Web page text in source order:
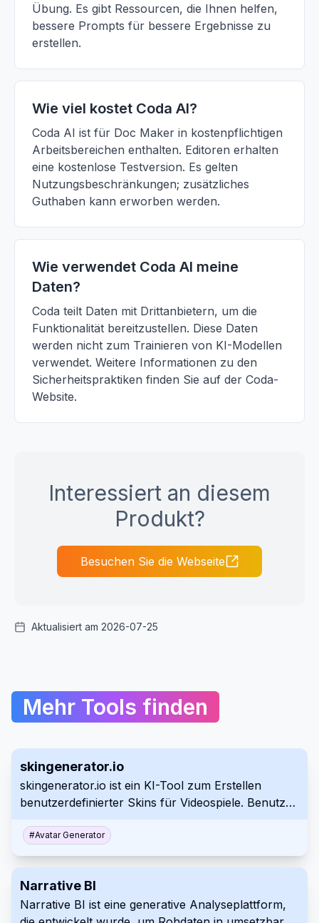
Übung. Es gibt Ressourcen, die Ihnen helfen,
bessere Prompts für bessere Ergebnisse zu
erstellen.
Wie viel kostet Coda AI?
Coda AI ist für Doc Maker in kostenpflichtigen
Arbeitsbereichen enthalten. Editoren erhalten
eine kostenlose Testversion. Es gelten
Nutzungsbeschränkungen; zusätzliches
Guthaben kann erworben werden.
Wie verwendet Coda AI meine
Daten?
Coda teilt Daten mit Drittanbietern, um die
Funktionalität bereitzustellen. Diese Daten
werden nicht zum Trainieren von KI-Modellen
verwendet. Weitere Informationen zu den
Sicherheitspraktiken finden Sie auf der Coda-
Website.
Interessiert an diesem
Produkt?
Besuchen Sie die Webseite
Aktualisiert am 2026-07-25
Mehr Tools finden
skingenerator.io
skingenerator.io ist ein KI-Tool zum Erstellen
benutzerdefinierter Skins für Videospiele. Benutzer
generiert einen Skin basierend auf der
Beschreibung. Es bietet verschiedene Preispläne
Generierungsmodelle.
#Avatar Generator
Narrative BI
Narrative BI ist eine generative Analyseplattform,